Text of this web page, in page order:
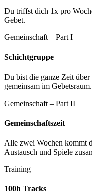
Du triffst dich 1x pro
Gebet.
Gemeinschaft – Part I
Schicht­gruppe
Du bist die ganze Zeit
gemeinsam im Gebetsraum.
Gemeinschaft – Part II
Gemein­schafts­zeit
Alle zwei Wochen kommt
Austausch und Spiele
Training
100h Tracks